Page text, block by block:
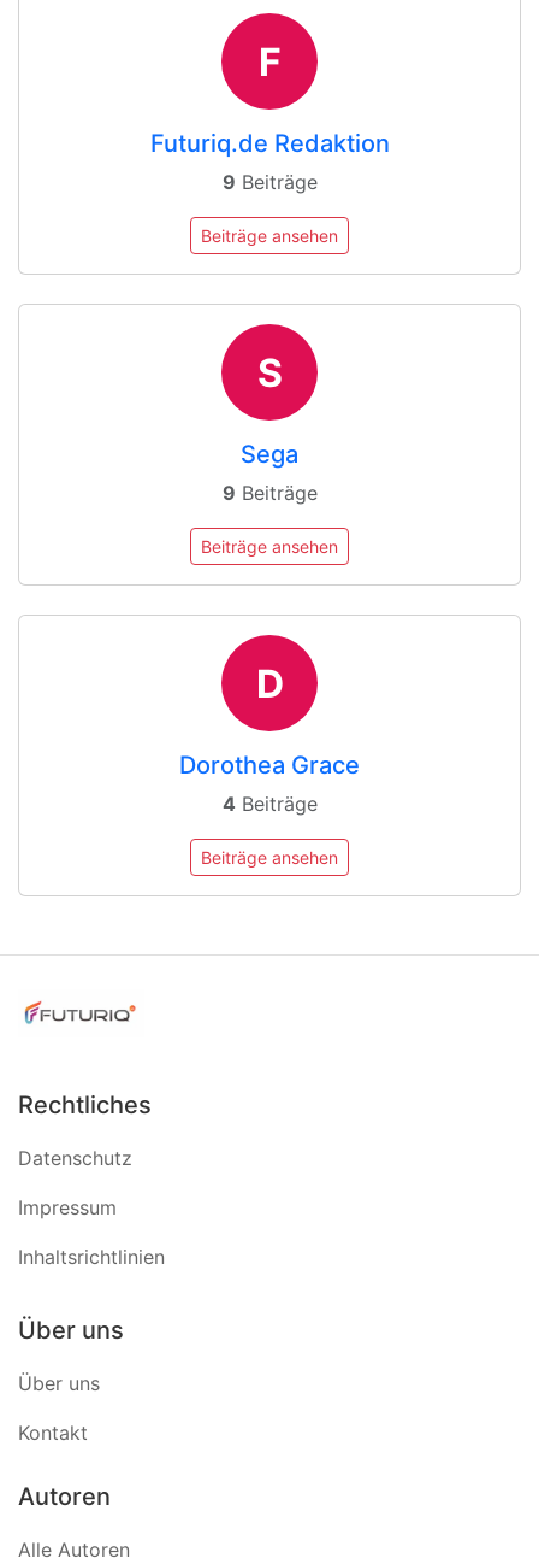
F
Futuriq.de Redaktion
9 Beiträge
Beiträge ansehen
S
Sega
9 Beiträge
Beiträge ansehen
D
Dorothea Grace
4 Beiträge
Beiträge ansehen
Rechtliches
Datenschutz
Impressum
Inhaltsrichtlinien
Über uns
Über uns
Kontakt
Autoren
Alle Autoren